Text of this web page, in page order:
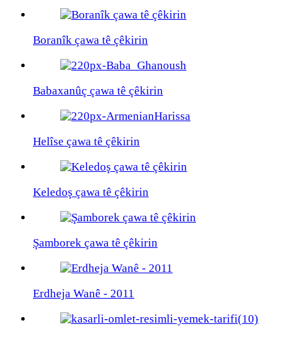
Boranîk çawa tê çêkirin
Babaxanûç çawa tê çêkirin
Helîse çawa tê çêkirin
Keledoş çawa tê çêkirin
Şamborek çawa tê çêkirin
Erdheja Wanê - 2011